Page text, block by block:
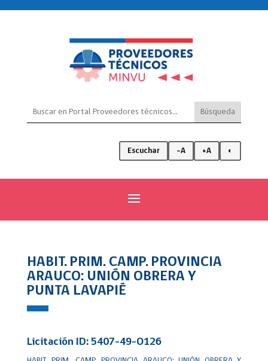
Escuchar -A +A ◐
HABIT. PRIM. CAMP. PROVINCIA
ARAUCO: UNIÓN OBRERA Y
PUNTA LAVAPIÉ
Licitación ID: 5407-49-O126